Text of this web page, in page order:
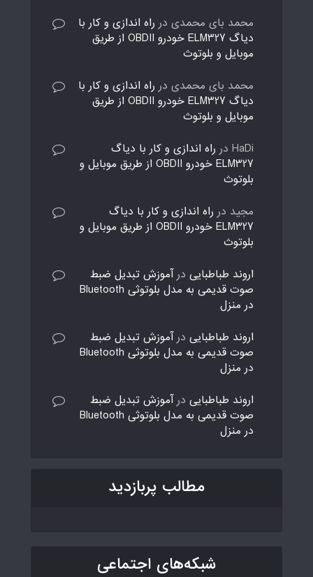
محمد بای محمدی در راه اندازی و کار با
دیاگ ELM327 خودرو OBDII از طریق
موبایل و بلوتوث
محمد بای محمدی در راه اندازی و کار با
دیاگ ELM327 خودرو OBDII از طریق
موبایل و بلوتوث
HaDi در راه اندازی و کار با دیاگ
ELM327 خودرو OBDII از طریق موبایل و
بلوتوث
مجید در راه اندازی و کار با دیاگ
ELM327 خودرو OBDII از طریق موبایل و
بلوتوث
اروند طباطبایی درآموزش تبدیل ضبط
صوت قدیمی به مدل بلوتوثی Bluetooth
در منزل
اروند طباطبایی درآموزش تبدیل ضبط
صوت قدیمی به مدل بلوتوثی Bluetooth
در منزل
اروند طباطبایی درآموزش تبدیل ضبط
صوت قدیمی به مدل بلوتوثی Bluetooth
در منزل
مطالب پربازدید
شبکه‌های اجتماعی